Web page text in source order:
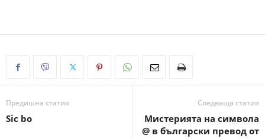
Предишна статия
Sic bo
Следваща статия
Мистерията на символа
@ в български превод от